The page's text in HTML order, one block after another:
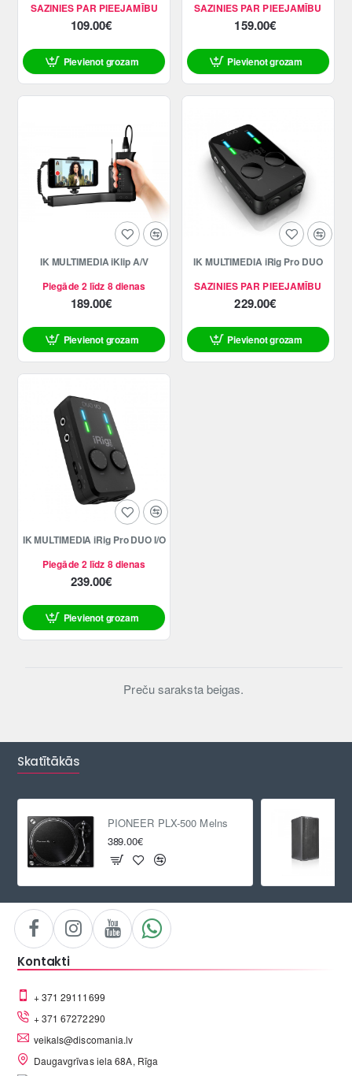
SAZINIES PAR PIEEJAMĪBU
109.00€
Pievienot grozam
SAZINIES PAR PIEEJAMĪBU
159.00€
Pievienot grozam
Piegāde 2 līdz 8 dienas
IK MULTIMEDIA iKlip A/V
189.00€
Pievienot grozam
SAZINIES PAR PIEEJAMĪBU
IK MULTIMEDIA iRig Pro DUO
229.00€
Pievienot grozam
Piegāde 2 līdz 8 dienas
IK MULTIMEDIA iRig Pro DUO I/O
239.00€
Pievienot grozam
Preču saraksta beigas.
Skatītākās
PIONEER PLX-500 Melns
389.00€
Kontakti
+ 371 29111699
+ 371 67272290
veikals@discomania.lv
Daugavgrīvas iela 68A, Rīga